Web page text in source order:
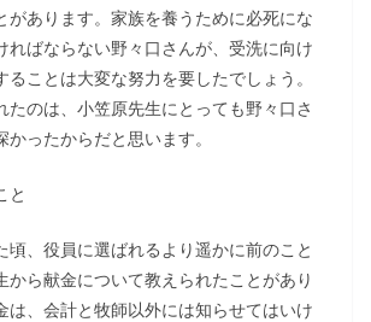
があります。家族を養うために必死にな
ればならない野々口さんが、受洗に向け
ることは大変な努力を要したでしょう。
たのは、小笠原先生にとっても野々口さ
ったからだと思います。
と
頃、役員に選ばれるより遥かに前のこと
から献金について教えられたことがあり
は、会計と牧師以外には知らせてはいけ